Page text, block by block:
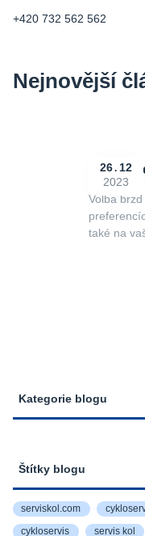
Kategorie blogu
Štítky blogu
serviskol.com
cykloservis servis kol
+420 732 562 562
Nejnovější
Jaké
26
12
2023
Volba
také na